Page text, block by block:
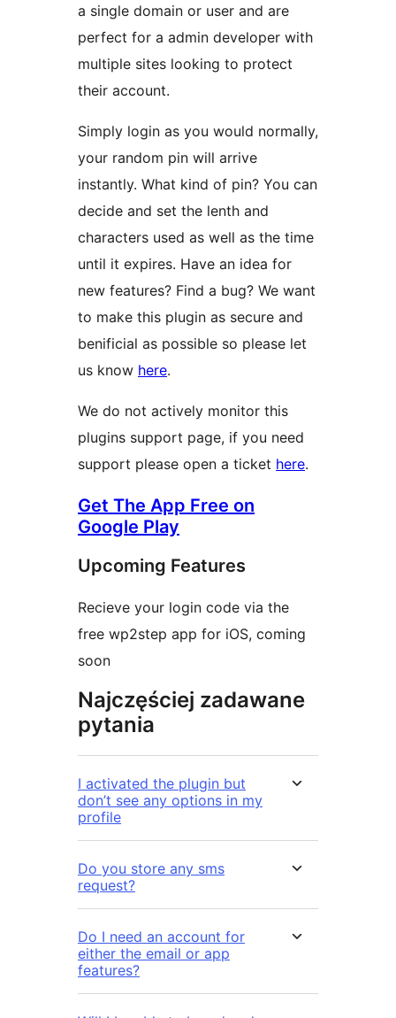
a single domain or user and are
perfect for a admin developer with
multiple sites looking to protect
their account.
Simply login as you would normally,
your random pin will arrive
instantly. What kind of pin? You can
decide and set the lenth and
characters used as well as the time
until it expires. Have an idea for
new features? Find a bug? We want
to make this plugin as secure and
benificial as possible so please let
us know here.
We do not actively monitor this
plugins support page, if you need
support please open a ticket here.
Get The App Free on
Google Play
Upcoming Features
Recieve your login code via the
free wp2step app for iOS, coming
soon
Najczęściej zadawane
pytania
I activated the plugin but
don’t see any options in my
profile
Do you store any sms
request?
Do I need an account for
either the email or app
features?